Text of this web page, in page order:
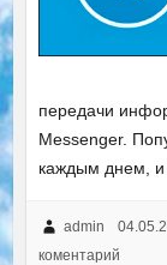
передачи
Messenger.
каждым днем, и
admin
коментарий